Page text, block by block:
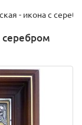
- икона с
серебром